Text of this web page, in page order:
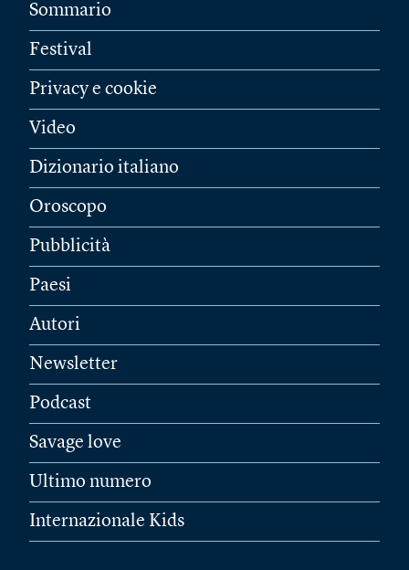
Sommario
Festival
Privacy e cookie
Video
Dizionario italiano
Oroscopo
Pubblicità
Paesi
Autori
Newsletter
Podcast
Savage love
Ultimo numero
Internazionale Kids